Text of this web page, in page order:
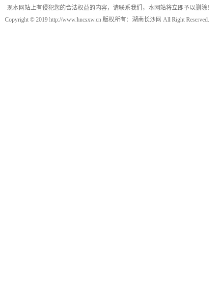
现本网站上有侵犯您的合法权益的内容，请联系我们，本网站将立即予以删除！
Copyright © 2019 http://www.hncsxw.cn 版权所有：湖南长沙网 All Right Reserved.